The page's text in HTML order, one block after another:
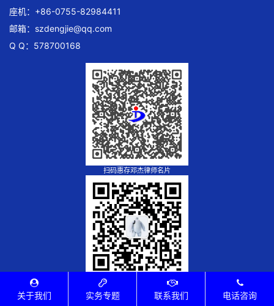
座机：+86-0755-82984411
邮箱： szdengjie@qq.com
Q Q：578700168
扫码惠存邓杰律师名片
扫码添加邓杰律师微信
关于我们 实务专题 联系我们 电话咨询